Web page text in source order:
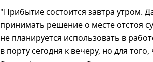
"Прибытие состоится завтра утром.
принимать решение о месте отстоя
не планируется использовать в
в порту сегодня к вечеру, но для